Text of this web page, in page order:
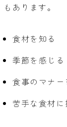
もあります。
食材を知る
季節を感じる
食事のマナー
苦手な食材に